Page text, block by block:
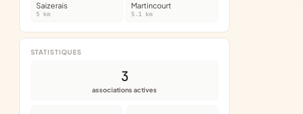
STATISTIQUES
3
associations actives
Saizerais
5 km
Martincourt
5.1 km